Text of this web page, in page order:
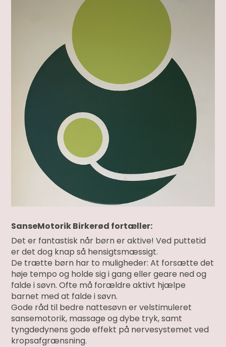
SanseMotorik Birkerød fortæller:
Det er fantastisk når børn er aktive! Ved puttetid
er det dog knap så hensigtsmæssigt.
De trætte børn har to muligheder: At forsætte det
høje tempo og holde sig i gang eller geare ned og
falde i søvn. Ofte må forældre aktivt hjælpe
barnet med at falde i søvn.
Gode råd til bedre nattesøvn er velstimuleret
sansemotorik, massage og dybe tryk, samt
tyngdedynens gode effekt på nervesystemet ved
kropsafgrænsning.